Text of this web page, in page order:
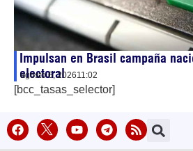
Impulsan en Brasil campaña
electoral
agosto 6, 202611:02
[bcc_tasas_selector]